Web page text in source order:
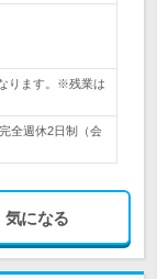
ります。※残業は
全週休2日制（会
気になる